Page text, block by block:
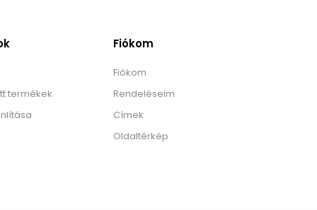
termékek
Fiókom
Fiókom
Rendeléseim
Címek
Oldaltérkép